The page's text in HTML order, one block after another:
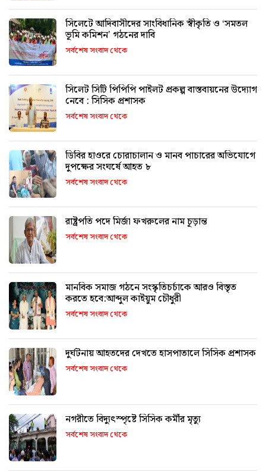
সিলেটে আদিবাসীদের সাংবিধানিক স্বীকৃতি ও ‘সমতল
ভূমি কমিশন’ গঠনের দাবি
সর্বশেষ সংবাদ থেকে
সিলেট সিটি পিপিপি পাইলট প্রকল্প বাস্তবায়নের উদ্যোগ
নেবে : সিসিক প্রশাসক
সর্বশেষ সংবাদ থেকে
ডিবির হাওরে চোরাচালান ও মানব পাচারের অভিযোগে
দুপক্ষের সংঘর্ষে আহত ৮
সর্বশেষ সংবাদ থেকে
রাষ্ট্রপতি পদে মির্জা ফখরুলের নাম চূড়ান্ত
সর্বশেষ সংবাদ থেকে
মানবিক সমাজ গঠনে সংস্কৃতিচর্চাকে আরও বিস্তৃত
করতে হবে:আব্দুল কাইয়ুম চৌধুরী
সর্বশেষ সংবাদ থেকে
দুর্ঘটনায় আহতদের দেখতে হাসপাতালে সিসিক প্রশাসক
সর্বশেষ সংবাদ থেকে
নগরীতে বিদ্যুৎস্পৃষ্টে সিসিক কর্মীর মৃত্যু
সর্বশেষ সংবাদ থেকে